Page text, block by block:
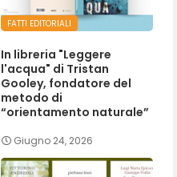
FATTI EDITORIALI
In libreria "Leggere
l'acqua" di Tristan
Gooley, fondatore del
metodo di
“orientamento naturale”
Giugno 24, 2026